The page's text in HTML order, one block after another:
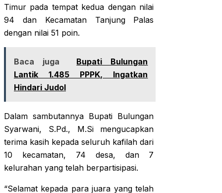
Timur pada tempat kedua dengan nilai
94 dan Kecamatan Tanjung Palas
dengan nilai 51 poin.
Baca juga
Bupati Bulungan
Lantik 1.485 PPPK, Ingatkan
Hindari Judol
Dalam sambutannya Bupati Bulungan
Syarwani, S.Pd., M.Si mengucapkan
terima kasih kepada seluruh kafilah dari
10 kecamatan, 74 desa, dan 7
kelurahan yang telah berpartisipasi.
“Selamat kepada para juara yang telah